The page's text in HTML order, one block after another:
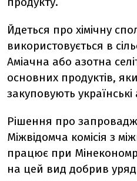
Йдеться про хімічну
використовується в
Аміачна або азотна
основних продуктів,
закуповують українські
Рішення про
Міжвідомча комісія з
працює при
на цей вид добрив